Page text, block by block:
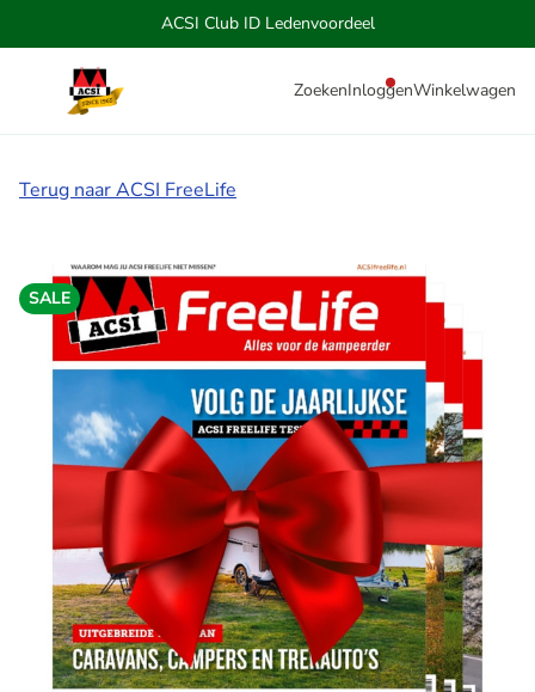
ACSI Club ID Ledenvoordeel
ZoekenInloggenWinkelwagen
Terug naar ACSI FreeLife
SALE